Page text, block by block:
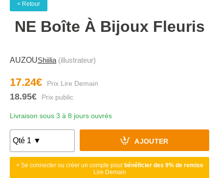
< Retour
NE Boîte À Bijoux Fleuris
AUZOUShiilia (illustrateur)
17.24€
18.95€
Livraison sous 3 à 8 jours ouvrés
AJOUTER
> Se connecter ou créer un compte pour bénéficier des 9% de remise
Lire Demain